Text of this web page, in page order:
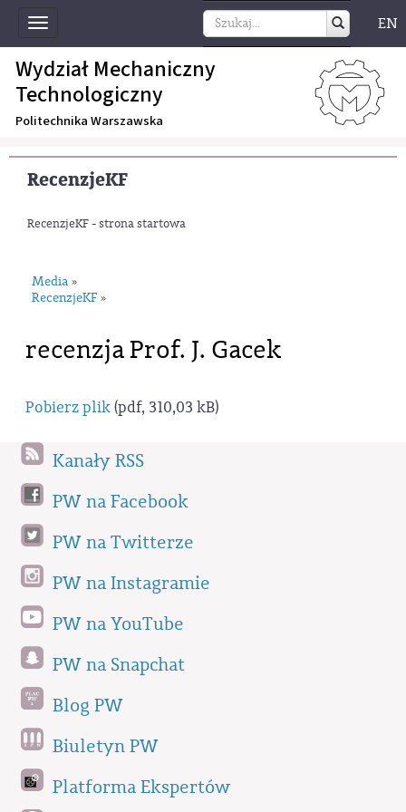
Toggle
navigation
EN
Wydział Mechaniczny
Technologiczny
Politechnika Warszawska
RecenzjeKF
RecenzjeKF - strona startowa
Media »
RecenzjeKF »
recenzja Prof. J. Gacek
Pobierz plik(pdf, 310,03 kB)
Kanały RSS
PW na Facebook
PW na Twitterze
PW na Instagramie
PW na YouTube
PW na Snapchat
Blog PW
Biuletyn PW
Platforma Ekspertów